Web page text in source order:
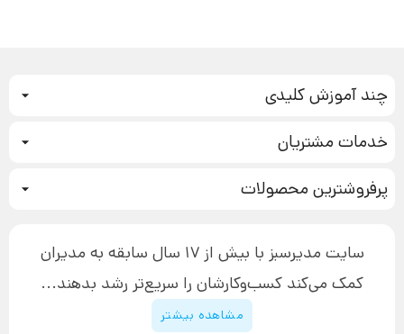
چند آموزش کلیدی
بازاریابی عصبی
تبلیغ نویسی
افزایش عملکرد
چگونه کتاب بنویسیم
دوره اینستاگرام
خدمات مشتریان
آموزش دسترسی به دانلود فایل‌ها
پیگیری سفارش
پشتیبانی
قوانین و مقررات سایت
پرفروشترین محصولاتدوره جدید سیستم سازی
سایت مدیرسبز با بیش از 17 سال سابقه به مدیران
کمک می‌کند کسب‌و‌کارشان را سریع‌تر رشد بدهند...
مشاهده بیشتر